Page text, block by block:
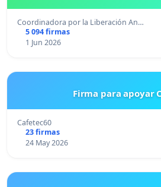
Coordinadora por la Liberación An…
5 094 firmas
1 Jun 2026
Firma para apoyar
Cafetec60
23 firmas
24 May 2026